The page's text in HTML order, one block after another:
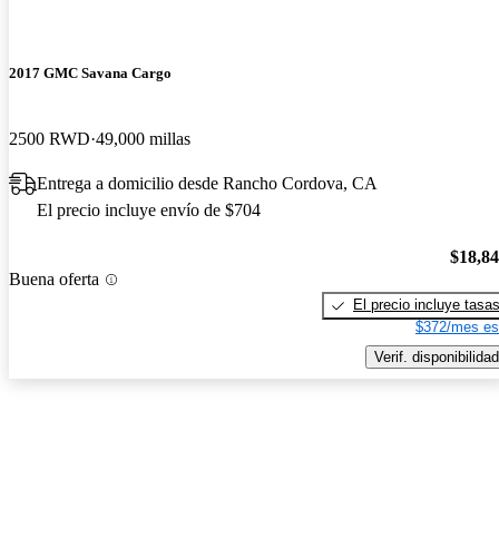
2017 GMC Savana Cargo
2500 RWD 49,000 millas
Entrega a domicilio desde Rancho Cordova, CA
El precio incluye envío de $704
Buena oferta
El precio incluye tasas
$372/mes
Verif. disponibilidad